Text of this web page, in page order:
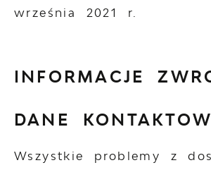
września 2021 r.
INFORMACJE
DANE
Wszystkie problemy z